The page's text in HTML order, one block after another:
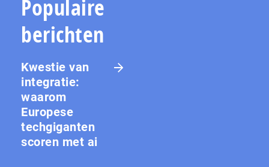
Populaire
berichten
Kwestie van
integratie:
waarom
Europese
techgiganten
scoren met ai